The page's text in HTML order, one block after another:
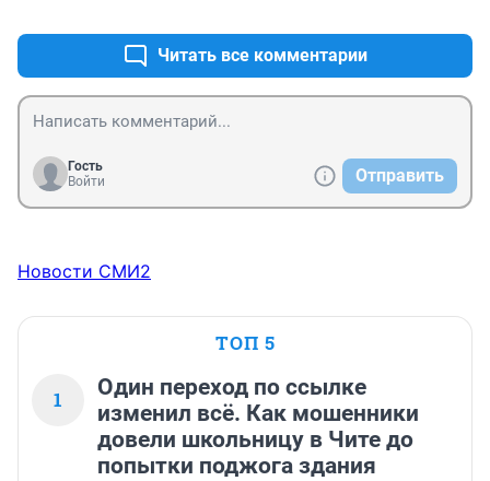
Читать все комментарии
Гость
Войти
Отправить
Новости СМИ2
ТОП 5
1
Один переход по ссылке
изменил всё. Как мошенники
довели школьницу в Чите до
попытки поджога здания